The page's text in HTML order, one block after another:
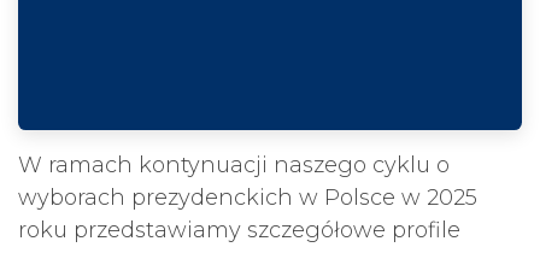
W ramach kontynuacji naszego cyklu o
wyborach prezydenckich w Polsce w 2025
roku przedstawiamy szczegółowe profile